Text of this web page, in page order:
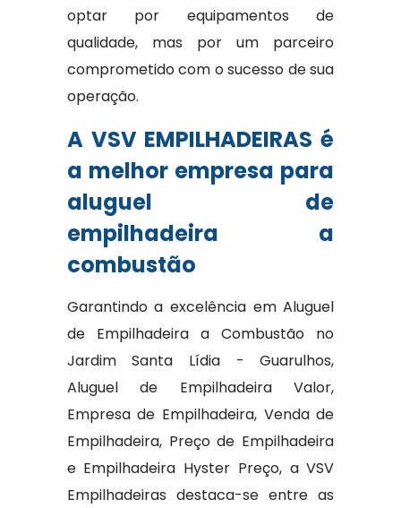
optar por equipamentos de
qualidade, mas por um parceiro
comprometido com o sucesso de sua
operação.
A VSV EMPILHADEIRAS é
a melhor empresa para
aluguel de
empilhadeira a
combustão
Garantindo a excelência em Aluguel
de Empilhadeira a Combustão no
Jardim Santa Lídia - Guarulhos,
Aluguel de Empilhadeira Valor,
Empresa de Empilhadeira, Venda de
Empilhadeira, Preço de Empilhadeira
e Empilhadeira Hyster Preço, a VSV
Empilhadeiras destaca-se entre as